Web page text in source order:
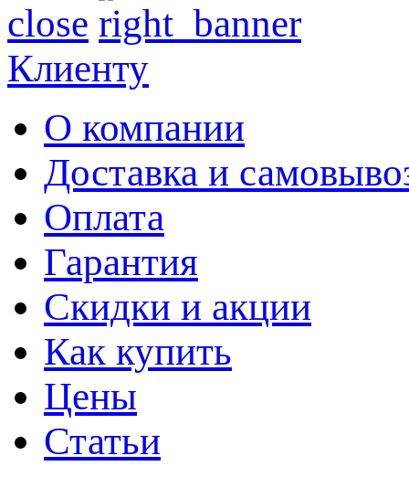
close
Клиенту
О компании
Доставка и
Оплата
Гарантия
Скидки и акции
Как купить
Цены
Статьи